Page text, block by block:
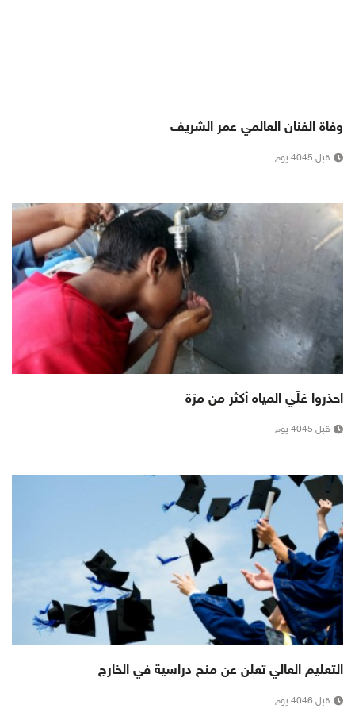
وفاة الفنان العالمي عمر الشريف
قبل 4045 يوم
احذروا غلّي المياه أكثر من مرّة
قبل 4045 يوم
التعليم العالي تعلن عن منح دراسية في الخارج
قبل 4046 يوم